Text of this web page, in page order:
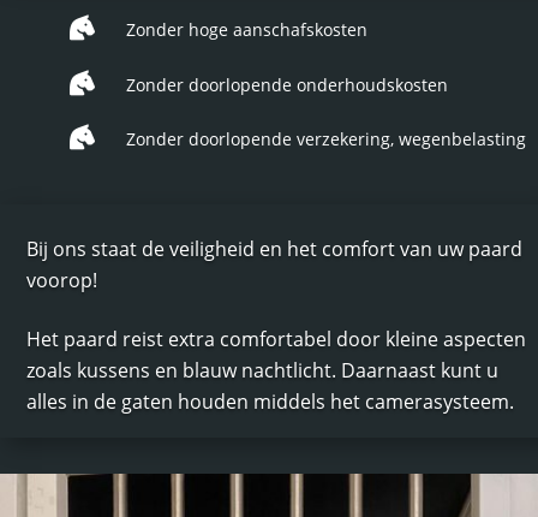
 Zonder hoge aanschafskosten
 Zonder doorlopende onderhoudskosten
 Zonder doorlopende verzekering, wegenbelasting
Bij ons staat de veiligheid en het comfort van uw paard
voorop!
Het paard reist extra comfortabel door kleine aspecten
zoals kussens en blauw nachtlicht. Daarnaast kunt u
alles in de gaten houden middels het camerasysteem.